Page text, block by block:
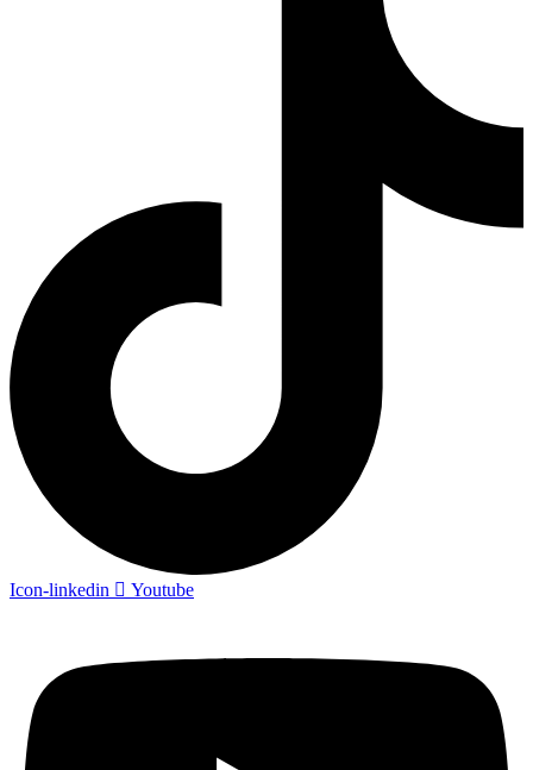
Icon-linkedin Youtube